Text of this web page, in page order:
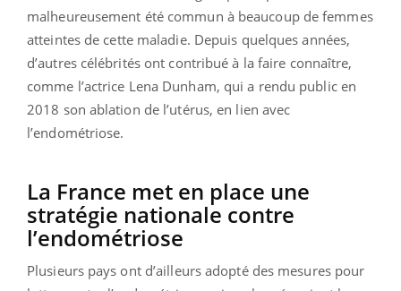
malheureusement été commun à beaucoup de femmes
atteintes de cette maladie. Depuis quelques années,
d’autres célébrités ont contribué à la faire connaître,
comme l’actrice Lena Dunham, qui a rendu public en
2018 son ablation de l’utérus, en lien avec
l’endométriose.
La France met en place une
stratégie nationale contre
l’endométriose
Plusieurs pays ont d’ailleurs adopté des mesures pour